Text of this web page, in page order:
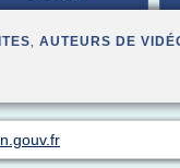
, AUTEURS DE